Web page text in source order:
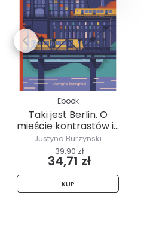
Ebook
Taki jest Berlin. O
mieście kontrastów i...
Justyna Burzynski
39,90 zł
34,71 zł
KUP